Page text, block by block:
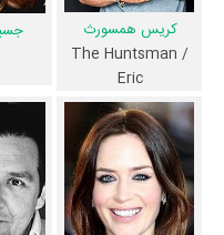
گیرند که جلوی آنها را بگیرند. اما…»
فیلم شکارچی: جنگ زمستان و
از نظر تاریخچه فعالیت کارگردان
آمارها و نکات جذابی را می‌توان
فیلم شکارچی: جنگ زمستان
کریس همسورث
The Huntsman /
Eric